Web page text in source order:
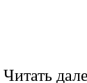
Читать